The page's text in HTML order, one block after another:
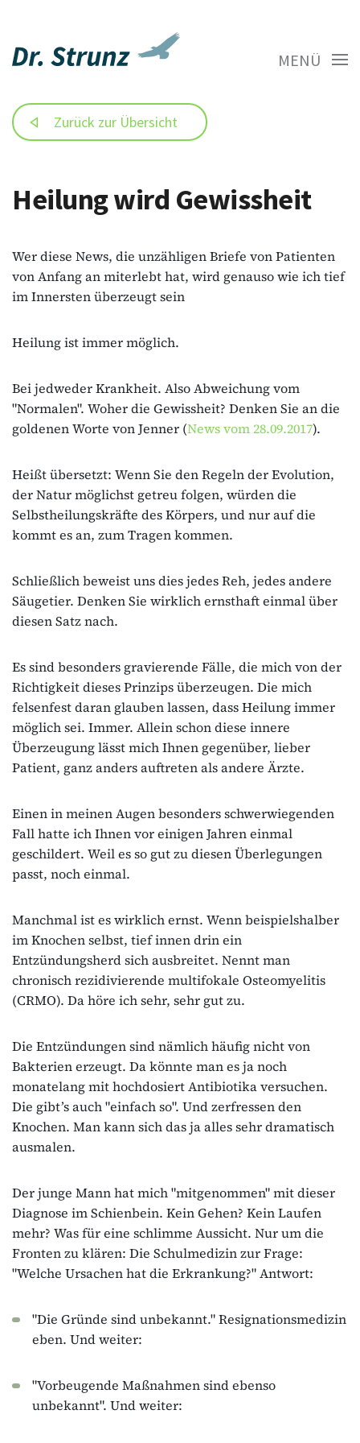
MENÜ
Zurück zur Übersicht
Heilung wird Gewissheit
Wer diese News, die unzähligen Briefe von Patienten
von Anfang an miterlebt hat, wird genauso wie ich tief
im Innersten überzeugt sein
Heilung ist immer möglich.
Bei jedweder Krankheit. Also Abweichung vom
"Normalen". Woher die Gewissheit? Denken Sie an die
goldenen Worte von Jenner (News vom 28.09.2017).
Heißt übersetzt: Wenn Sie den Regeln der Evolution,
der Natur möglichst getreu folgen, würden die
Selbstheilungskräfte des Körpers, und nur auf die
kommt es an, zum Tragen kommen.
Schließlich beweist uns dies jedes Reh, jedes andere
Säugetier. Denken Sie wirklich ernsthaft einmal über
diesen Satz nach.
Es sind besonders gravierende Fälle, die mich von der
Richtigkeit dieses Prinzips überzeugen. Die mich
felsenfest daran glauben lassen, dass Heilung immer
möglich sei. Immer. Allein schon diese innere
Überzeugung lässt mich Ihnen gegenüber, lieber
Patient, ganz anders auftreten als andere Ärzte.
Einen in meinen Augen besonders schwerwiegenden
Fall hatte ich Ihnen vor einigen Jahren einmal
geschildert. Weil es so gut zu diesen Überlegungen
passt, noch einmal.
Manchmal ist es wirklich ernst. Wenn beispielshalber
im Knochen selbst, tief innen drin ein
Entzündungsherd sich ausbreitet. Nennt man
chronisch rezidivierende multifokale Osteomyelitis
(CRMO). Da höre ich sehr, sehr gut zu.
Die Entzündungen sind nämlich häufig nicht von
Bakterien erzeugt. Da könnte man es ja noch
monatelang mit hochdosiert Antibiotika versuchen.
Die gibt’s auch "einfach so". Und zerfressen den
Knochen. Man kann sich das ja alles sehr dramatisch
ausmalen.
Der junge Mann hat mich "mitgenommen" mit dieser
Diagnose im Schienbein. Kein Gehen? Kein Laufen
mehr? Was für eine schlimme Aussicht. Nur um die
Fronten zu klären: Die Schulmedizin zur Frage:
"Welche Ursachen hat die Erkrankung?" Antwort:
"Die Gründe sind unbekannt." Resignationsmedizin
eben. Und weiter:
"Vorbeugende Maßnahmen sind ebenso
unbekannt". Und weiter: